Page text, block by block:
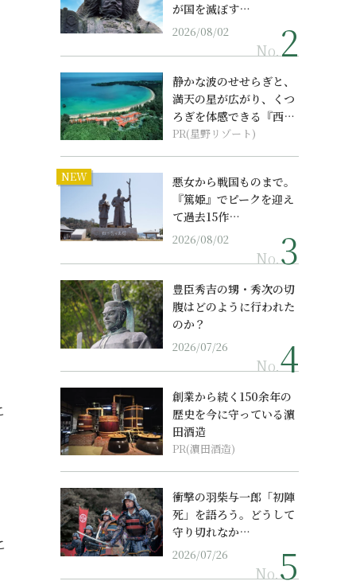
が国を滅ぼす…
2026/08/02
No.
静かな波のせせらぎと、
満天の星が広がり、くつ
ろぎを体感できる『西表
島ホテル by...
PR(星野リゾート)
NEW
悪女から戦国ものまで。
『篤姫』でピークを迎え
て過去15作…
2026/08/02
No.
豊臣秀吉の甥・秀次の切
腹はどのように行われた
のか？
2026/07/26
No.
創業から続く150余年の
歴史を今に守っている濵
田酒造
PR(濵田酒造)
衝撃の羽柴与一郎「初陣
死」を語ろう。どうして
守り切れなか…
2026/07/26
No.